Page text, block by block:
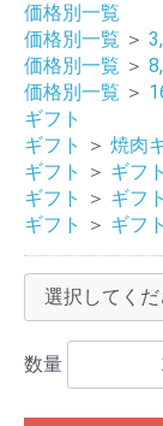
価格別一覧
価格別一覧 ＞
価格別一覧 ＞
価格別一覧 ＞
ギフト
ギフト
＞ 焼肉
ギフト
＞ ギフ
ギフト
＞ ギフ
ギフト
＞ ギフ
数量